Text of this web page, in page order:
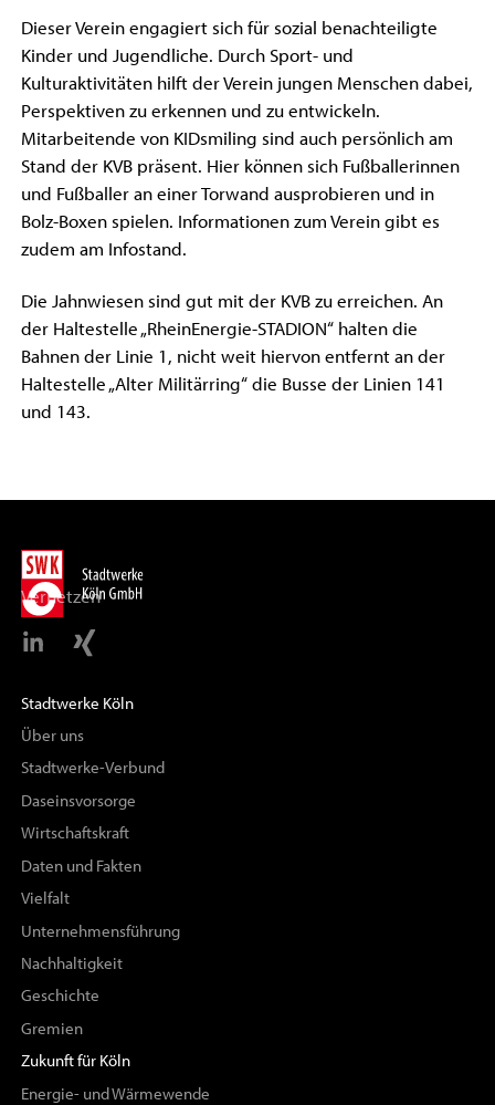
Dieser Verein engagiert sich für sozial benachteiligte
Kinder und Jugendliche. Durch Sport- und
Kulturaktivitäten hilft der Verein jungen Menschen dabei,
Perspektiven zu erkennen und zu entwickeln.
Mitarbeitende von KIDsmiling sind auch persönlich am
Stand der KVB präsent. Hier können sich Fußballerinnen
und Fußballer an einer Torwand ausprobieren und in
Bolz-Boxen spielen. Informationen zum Verein gibt es
zudem am Infostand.
Die Jahnwiesen sind gut mit der KVB zu erreichen. An
der Haltestelle „RheinEnergie-STADION“ halten die
Bahnen der Linie 1, nicht weit hiervon entfernt an der
Haltestelle „Alter Militärring“ die Busse der Linien 141
und 143.
Vernetzen
Stadtwerke Köln
Über uns
Stadtwerke-Verbund
Daseinsvorsorge
Wirtschaftskraft
Daten und Fakten
Vielfalt
Unternehmensführung
Nachhaltigkeit
Geschichte
Gremien
Zukunft für Köln
Energie- und Wärmewende